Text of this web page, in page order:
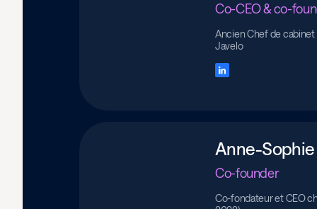
Co-CEO & co-
Ancien Chef de
Javelo
Anne-
Co-founder
Co-fondateur et CEO